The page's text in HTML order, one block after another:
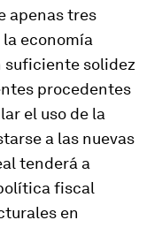
apenas tres
economía
suficiente solidez
procedentes
el uso de la
a las nuevas
tenderá a
fiscal
en